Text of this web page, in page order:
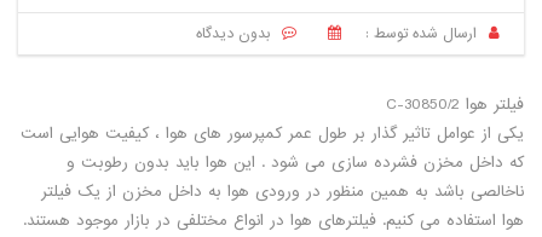
ارسال شده توسط : بدون دیدگاه
فیلتر هوا C-30850/2
یکی از عوامل تاثیر گذار بر طول عمر کمپرسور های هوا ، کیفیت هوایی است
که داخل مخزن فشرده سازی می شود . این هوا باید بدون رطوبت و
ناخالصی باشد به همین منظور در ورودی هوا به داخل مخزن از یک فیلتر
هوا استفاده می کنیم. فیلترهای هوا در انواع مختلفی در بازار موجود هستند.